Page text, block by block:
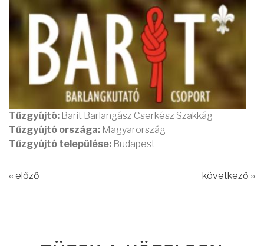
Tűzgyújtó: Barit Barlangász Cserkész Szakkág
Tűzgyújtó országa: Magyarország
Tűzgyújtó települése: Budapest
‹‹ előző következő ››